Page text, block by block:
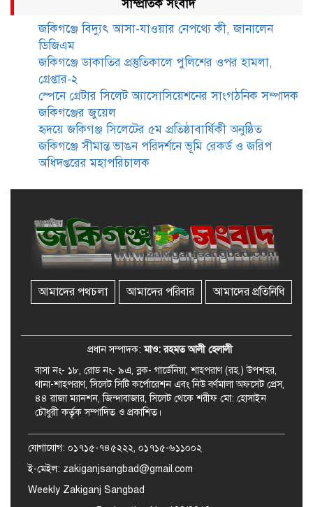
রেকর্ড ও জরিপ অধিদপ্তরের
জকিগঞ্জে নারী ও শিশু নির্যাতন ও
বাল্যবিবাহ প্রতিরোধে আন্তঃকলেজ
জকিগঞ্জে বালাউট ছাহেব বাড়ীর
উদ্যোগে দিনব্যাপী ফ্রি চক্ষু সেবা ক্যাম্প
জকিগঞ্জে সাজাপ্রাপ্ত আসামিসহ
রেলপথে যুক্ত হবে জকিগঞ্জ-কানাইঘাট,
শুরু হচ্ছে সম্ভাব্যতা সমীক্ষা
ছবি ঘিরে আলোচনা!
সাম্প্রতিক সংবাদ
জকিগঞ্জে বিদ্যুৎ আসা-যাওয়ার নেপথ্যে কী, জানালেন
ডিজিএম
জকিগঞ্জে ডাকাতির প্রস্তুতিকালে পুলিশের ওপর হামলা,
গ্রেপ্তার-২
স্পেনে গ্রেটার সিলেট অ্যাসোসিয়েশনের সাংগঠনিক সম্পাদক
জকিগঞ্জের জুয়েল
হৃদয়ে জকিগঞ্জ সিলেটের ৫ম প্রতিষ্ঠাবার্ষিকী অনুষ্ঠিত
জকিগঞ্জে সীমান্ত ভাঙন পরিদর্শনে ভূমি রেকর্ড ও জরিপ
অধিদপ্তরের মহাপরিচালক
আমাদের পথচলা আমাদের পরিবার আমাদের প্রতিনিধি
প্রধান সম্পাদক:মাও: রহমত আলী হেলালী
বাসা নং- ১৮, রোড নং- ৯এ, ব্লক- গার্ডেনিয়া, শাহপরাণ (রহ.) উপশহর,
থানা-শাহপরাণ, সিলেট সিটি কর্পোরেশন এবং নিউ বর্ণমালা অফসেট প্রেস,
৪৪ রাজা ম্যানশন, জিন্দাবাজার, সিলেট থেকে শরীফ মো: হোসাইন
চৌধুরী কর্তৃক সম্পাদিত ও প্রকাশিত।
যোগাযোগ: ০১৭১৫-৭৪৫২২২, ০১৭১৫-৬১১০০২
ই-মেইল: zakiganjsangbad@gmail.com
Weekly Zakiganj Sangbad